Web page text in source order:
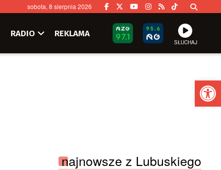
sobota, 8 sierpnia 2026
RADIO REKLAMA
SŁUCHAJ
najnowsze z Lubuskiego